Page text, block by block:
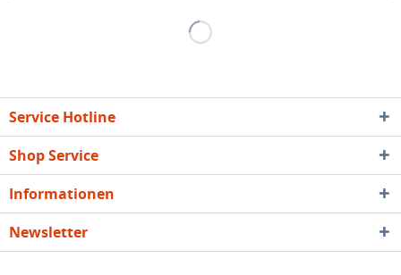
Service Hotline
Shop Service
Informationen
Newsletter